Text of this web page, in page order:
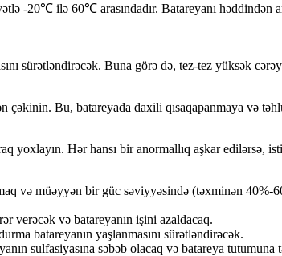
-20℃ ilə 60℃ arasındadır. Batareyanı
sürətləndirəcək. Buna görə də, tez-tez yüksək
Bu, batareyada daxili qısaqapanmaya və
Hər hansı bir anormallıq aşkar edilərsə,
və müəyyən bir güc səviyyəsində (təxminən 40%-
verəcək və batareyanın işini azaldacaq.
batareyanın yaşlanmasını sürətləndirəcək.
sulfasiyasına səbəb olacaq və batareya tutumuna